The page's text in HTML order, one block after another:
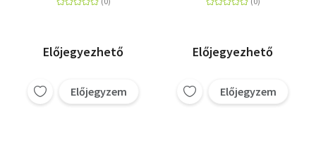
Előjegyezhető
Előjegyzem
Előjegyezhető
Előjegyzem